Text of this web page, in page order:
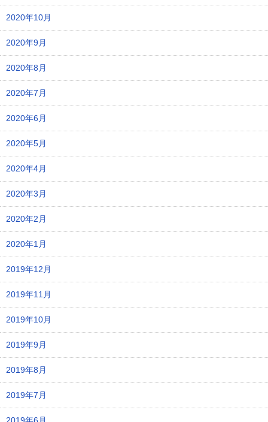
2020年10月
2020年9月
2020年8月
2020年7月
2020年6月
2020年5月
2020年4月
2020年3月
2020年2月
2020年1月
2019年12月
2019年11月
2019年10月
2019年9月
2019年8月
2019年7月